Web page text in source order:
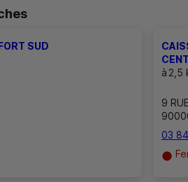
SUD
à 2,5
9
03